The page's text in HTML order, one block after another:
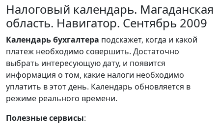
Налоговый календарь. Магаданская
область. Навигатор. Сентябрь 2009
Календарьбухгалтера подскажет, когда и какой
платеж необходимо совершить. Достаточно
выбрать интересующую дату, и появится
информация о том, какие налоги необходимо
уплатить в этот день. Календарь обновляется в
режиме реального времени.
Полезные сервисы: